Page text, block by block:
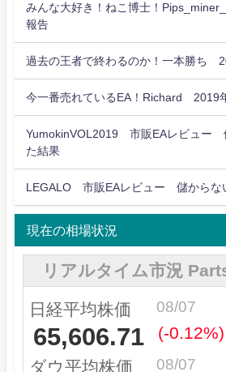
みんな大好き！ねこ博士！
報告
過去の王者で終わるのか！一本勝ち
今一番売れているEA！Richard 2019
YumokinVOL2019 市販EAレビュー
た結果
LEGALO 市販EAレビュー 儲からな
現在の相場状況